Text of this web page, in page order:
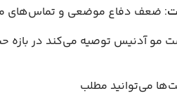
ضعف دفاع موضعی و تماس‌های
مو آدنیس توصیه می‌کند در بازه
می‌توانید مطلب